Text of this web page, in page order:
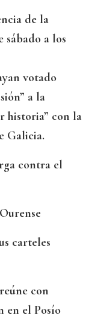
de la
sábado a los
votado
a la
historia” con la
Galicia.
contra el
carteles
con
en el Posío